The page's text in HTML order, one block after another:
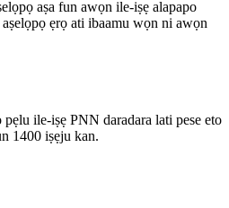
aṣa fun awọn ile-iṣẹ alapapo
ẹrọ ati ibaamu wọn ni awọn
ile-iṣẹ PNN daradara lati pese eto
1400 iṣẹju kan.